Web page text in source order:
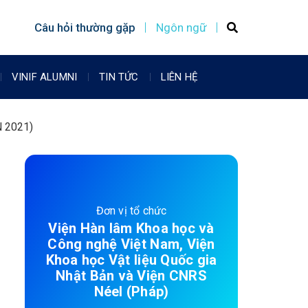
Câu hỏi thường gặp Ngôn ngữ
VINIF ALUMNI TIN TỨC LIÊN HỆ
2021)
Đơn vị tổ chức
Viện Hàn lâm Khoa học và
Công nghệ Việt Nam, Viện
Khoa học Vật liệu Quốc gia
Nhật Bản và Viện CNRS
Néel (Pháp)